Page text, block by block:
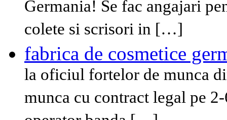
Germania! Se fac angajari
colete si scrisori in […]
fabrica de cosmetice
la oficiul fortelor de munca
munca cu contract legal pe